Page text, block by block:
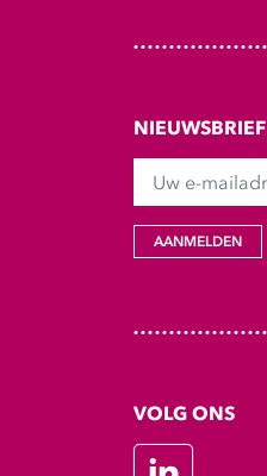
NIEUWSBRIEF
AANMELDEN
VOLG ONS